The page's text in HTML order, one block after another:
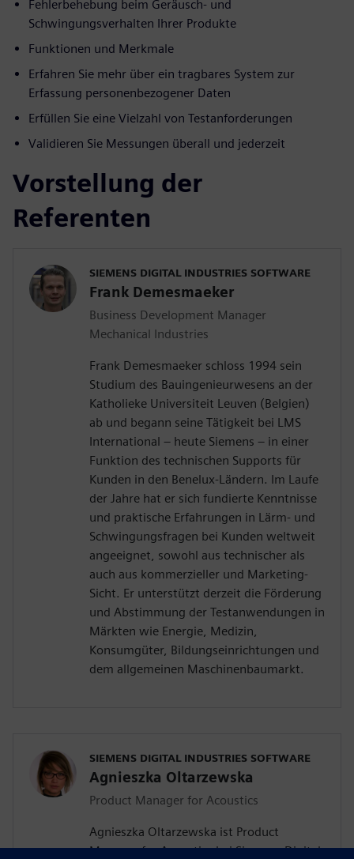
Fehlerbehebung beim Geräusch- und
Schwingungsverhalten Ihrer Produkte
Funktionen und Merkmale
Erfahren Sie mehr über ein tragbares System zur
Erfassung personenbezogener Daten
Erfüllen Sie eine Vielzahl von Testanforderungen
Validieren Sie Messungen überall und jederzeit
Vorstellung der
Referenten
SIEMENS DIGITAL INDUSTRIES SOFTWARE
Frank Demesmaeker
Business Development Manager
Mechanical Industries
Frank Demesmaeker schloss 1994 sein
Studium des Bauingenieurwesens an der
Katholieke Universiteit Leuven (Belgien)
ab und begann seine Tätigkeit bei LMS
International – heute Siemens – in einer
Funktion des technischen Supports für
Kunden in den Benelux-Ländern. Im Laufe
der Jahre hat er sich fundierte Kenntnisse
und praktische Erfahrungen in Lärm- und
Schwingungsfragen bei Kunden weltweit
angeeignet, sowohl aus technischer als
auch aus kommerzieller und Marketing-
Sicht. Er unterstützt derzeit die Förderung
und Abstimmung der Testanwendungen in
Märkten wie Energie, Medizin,
Konsumgüter, Bildungseinrichtungen und
dem allgemeinen Maschinenbaumarkt.
SIEMENS DIGITAL INDUSTRIES SOFTWARE
Agnieszka Oltarzewska
Product Manager for Acoustics
Agnieszka Oltarzewska ist Product
Manager for Acoustics bei Siemens Digital